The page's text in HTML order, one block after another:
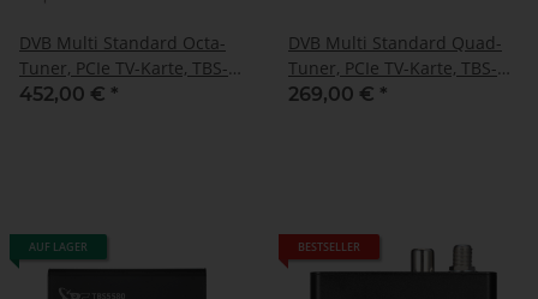
DVB Multi Standard Octa-
Tuner, PCIe TV-Karte, TBS-
6508
452,00 € *
DVB Multi Standard Quad-
Tuner, PCIe TV-Karte, TBS-
6504
269,00 € *
AUF LAGER BESTSELLER